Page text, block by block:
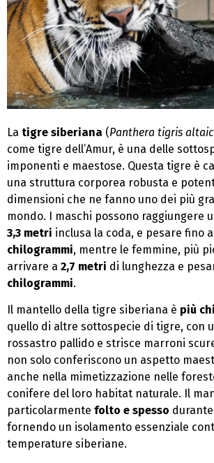
La tigre siberiana (Panthera tigris
come tigre dell’Amur, è una delle
imponenti e maestose. Questa tigre è
una struttura corporea robusta e
dimensioni che ne fanno uno dei più
mondo. I maschi possono raggiungere
3,3 metri inclusa la coda, e pesare fino a
chilogrammi, mentre le femmine, più
arrivare a 2,7 metri di lunghezza e
chilogrammi.
Il mantello della tigre siberiana è più
quello di altre sottospecie di tigre, con
rossastro pallido e strisce marroni
non solo conferiscono un aspetto
anche nella mimetizzazione nelle
conifere del loro habitat naturale. Il
particolarmente folto e spesso
fornendo un isolamento essenziale
temperature siberiane.